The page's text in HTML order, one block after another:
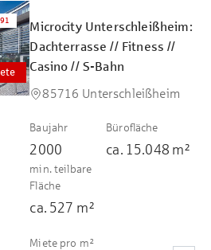
Microcity Unterschleißheim:
Dachterrasse // Fitness //
Casino // S-Bahn
85716 Unterschleißheim
Baujahr
2000
Bürofläche
ca. 15.048 m²
min. teilbare
Fläche
ca. 527 m²
Miete pro m²